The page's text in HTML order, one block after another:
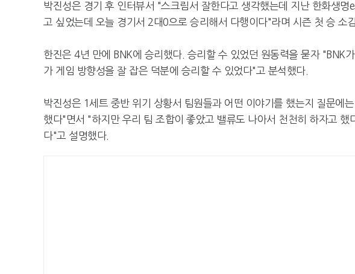
박진성은 경기 후 인터뷰서 "스크림서 잘한다고 생각했는데 지난 한화생
고 싶었는데 오늘 경기서 2대0으로 승리해서 다행이다"라며 시즌 첫 승 소
한진은 4년 만에 BNK에 승리했다. 승리할 수 있었던 원동력을 묻자 "BNK
가 게임 방향성을 잘 잡은 덕분에 승리할 수 있었다"고 분석했다.
박진성은 1세트 중반 위기 상황서 팀원들과 어떤 이야기를 했는지 질문에
했다"면서 "하지만 우리 팀 조합이 좋았고 밸류도 나아서 천천히 하자고
다"고 설명했다.